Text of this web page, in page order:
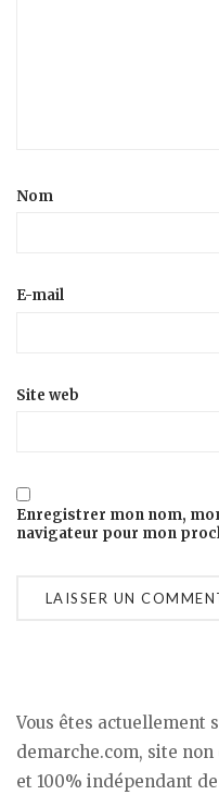
Nom
E-mail
Site web
Enregistrer mon nom,
navigateur pour mon
Vous êtes actuellement
demarche.com, site
et 100% indépendant